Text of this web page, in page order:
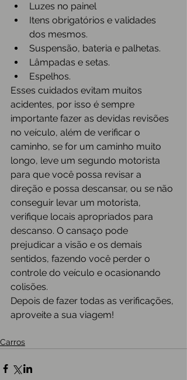
Luzes no painel
Itens obrigatórios e validades
dos mesmos.
Suspensão, bateria e palhetas.
Lâmpadas e setas.
Espelhos.
Esses cuidados evitam muitos
acidentes, por isso é sempre
importante fazer as devidas revisões
no veículo, além de verificar o
caminho, se for um caminho muito
longo, leve um segundo motorista
para que você possa revisar a
direção e possa descansar, ou se não
conseguir levar um motorista,
verifique locais apropriados para
descanso. O cansaço pode
prejudicar a visão e os demais
sentidos, fazendo você perder o
controle do veículo e ocasionando
colisões.
Depois de fazer todas as verificações,
aproveite a sua viagem!
Carros